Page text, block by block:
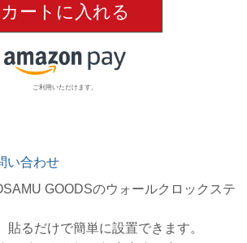
カートに入れる
ご利用いただけます。
い合わせ
GOODSのウォールクロックステ
貼るだけで簡単に設置できます。